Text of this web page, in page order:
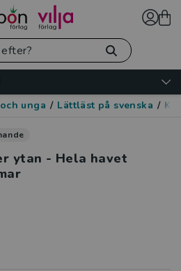
unga / Lättläst på svenska /
ytan - Hela havet